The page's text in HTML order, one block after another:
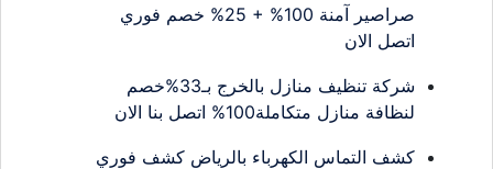
صراصير آمنة 100% + 25% خصم فوري
اتصل الان
شركة تنظيف منازل بالخرج بـ33%خصم
لنظافة منازل متكاملة100% اتصل بنا الان
كشف التماس الكهرباء بالرياض كشف فوري